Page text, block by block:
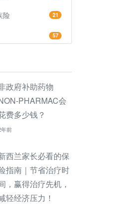
险 21
57
政府补助药物
PHARMAC会
费多少钱？
前
西兰家长必看的保
指南｜节省治疗时
，赢得治疗先机，
轻经济压力！